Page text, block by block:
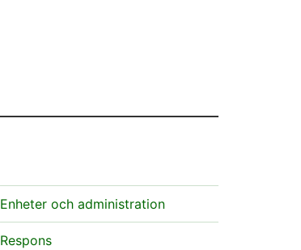
Enheter och administration
Respons